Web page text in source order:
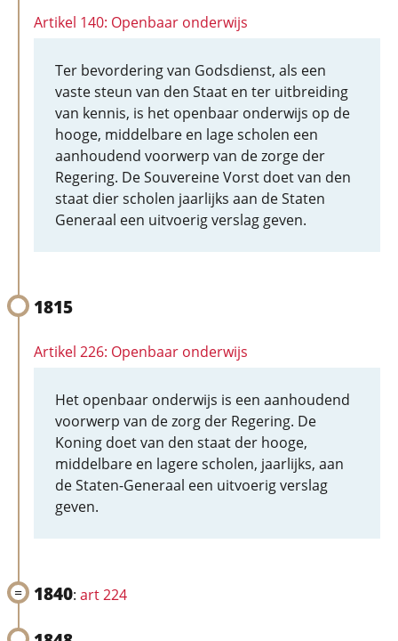
Artikel 140: Openbaar onderwijs
Ter bevordering van Godsdienst, als een
vaste steun van den Staat en ter uitbreiding
van kennis, is het openbaar onderwijs op de
hooge, middelbare en lage scholen een
aanhoudend voorwerp van de zorge der
Regering. De Souvereine Vorst doet van den
staat dier scholen jaarlijks aan de Staten
Generaal een uitvoerig verslag geven.
1815
Artikel 226: Openbaar onderwijs
Het openbaar onderwijs is een aanhoudend
voorwerp van de zorg der Regering. De
Koning doet van den staat der hooge,
middelbare en lagere scholen, jaarlijks, aan
de Staten-Generaal een uitvoerig verslag
geven.
1840: art 224